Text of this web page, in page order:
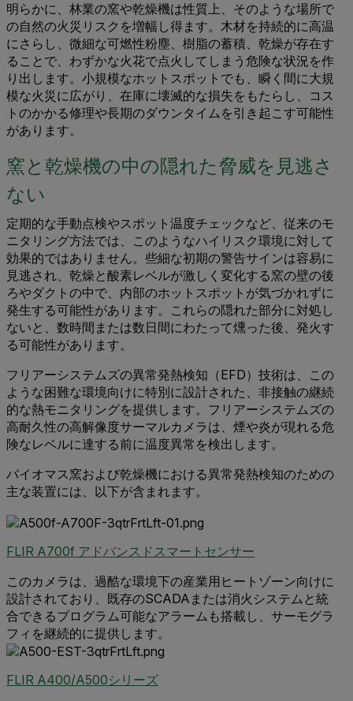
明らかに、林業の窯や乾燥機は性質上、そのような場所で
の自然の火災リスクを増幅し得ます。木材を持続的に高温
にさらし、微細な可燃性粉塵、樹脂の蓄積、乾燥が存在す
ることで、わずかな火花で点火してしまう危険な状況を作
り出します。小規模なホットスポットでも、瞬く間に大規
模な火災に広がり、在庫に壊滅的な損失をもたらし、コス
トのかかる修理や長期のダウンタイムを引き起こす可能性
があります。
窯と乾燥機の中の隠れた脅威を見逃さ
ない
定期的な手動点検やスポット温度チェックなど、従来のモ
ニタリング方法では、このようなハイリスク環境に対して
効果的ではありません。些細な初期の警告サインは容易に
見逃され、乾燥と酸素レベルが激しく変化する窯の壁の後
ろやダクトの中で、内部のホットスポットが気づかれずに
発生する可能性があります。これらの隠れた部分に対処し
ないと、数時間または数日間にわたって燻った後、発火す
る可能性があります。
フリアーシステムズの異常発熱検知（EFD）技術は、この
ような困難な環境向けに特別に設計された、非接触の継続
的な熱モニタリングを提供します。フリアーシステムズの
高耐久性の高解像度サーマルカメラは、煙や炎が現れる危
険なレベルに達する前に温度異常を検出します。
バイオマス窯および乾燥機における異常発熱検知のための
主な装置には、以下が含まれます。
FLIR A700f アドバンスドスマートセンサー
このカメラは、過酷な環境下の産業用ヒートゾーン向けに
設計されており、既存のSCADAまたは消火システムと統
合できるプログラム可能なアラームも搭載し、サーモグラ
フィを継続的に提供します。
FLIR A400/A500シリーズ